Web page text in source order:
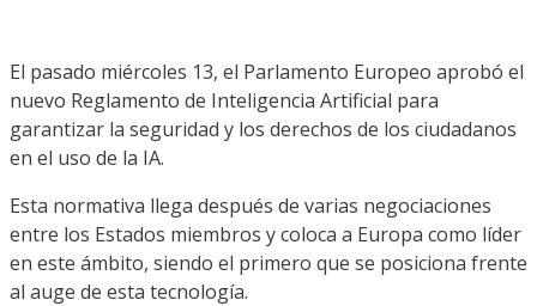
El pasado miércoles 13, el Parlamento Europeo aprobó el
nuevo Reglamento de Inteligencia Artificial para
garantizar la seguridad y los derechos de los ciudadanos
en el uso de la IA.
Esta normativa llega después de varias negociaciones
entre los Estados miembros y coloca a Europa como líder
en este ámbito, siendo el primero que se posiciona frente
al auge de esta tecnología.